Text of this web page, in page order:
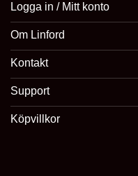
Logga in / Mitt konto
Om Linford
Kontakt
Support
Köpvillkor